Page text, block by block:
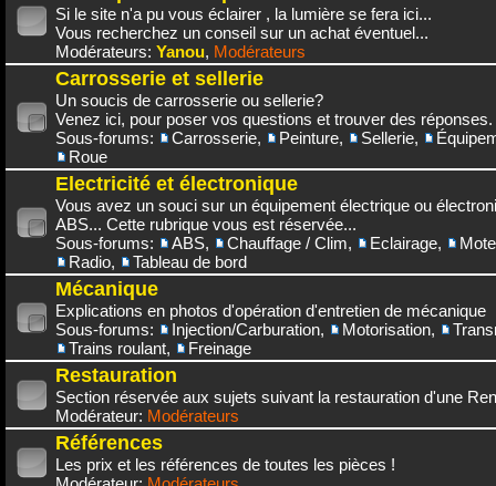
Si le site n'a pu vous éclairer , la lumière se fera ici...
Vous recherchez un conseil sur un achat éventuel...
Modérateurs: Yanou, Modérateurs
Carrosserie et sellerie
Un soucis de carrosserie ou sellerie?
Venez ici, pour poser vos questions et trouver des réponses.
Sous-forums:
Carrosserie, Peinture, Sellerie,
Roue
Electricité et électronique
Vous avez un souci sur un équipement électrique ou
ABS... Cette rubrique vous est réservée...
Sous-forums:
ABS, Chauffage / Clim, Eclairage,
Radio, Tableau de bord
Mécanique
Explications en photos d'opération d'entretien de mécanique
Sous-forums:
Injection/Carburation, Motorisation,
Trains roulant, Freinage
Restauration
Section réservée aux sujets suivant la restauration d'une
Modérateur: Modérateurs
Références
Les prix et les références de toutes les pièces !